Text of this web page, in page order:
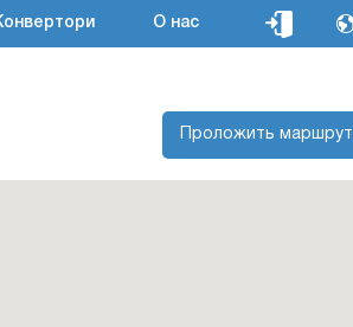
О нас
Проложить маршрут